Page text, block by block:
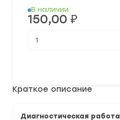
Краткое описание
Диагностическая работа
В наличии
150,00 ₽
товара
Русскому
класс